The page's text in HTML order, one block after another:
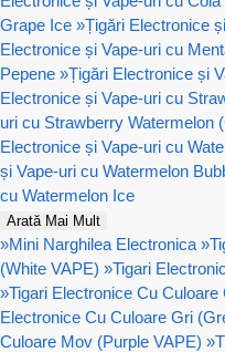
Grape Ice »Țigări Electronice
Electronice și Vape-uri cu
Pepene »Țigări Electronice și
Electronice și Vape-uri cu
uri cu Strawberry Watermelon
Electronice și Vape-uri cu
și Vape-uri cu Watermelon
cu Watermelon Ice
Arată Mai Mult
»Mini Narghilea Electronica »
(White VAPE) »Tigari
»Tigari Electronice Cu Culoare
Electronice Cu Culoare Gri
Culoare Mov (Purple VAPE) »